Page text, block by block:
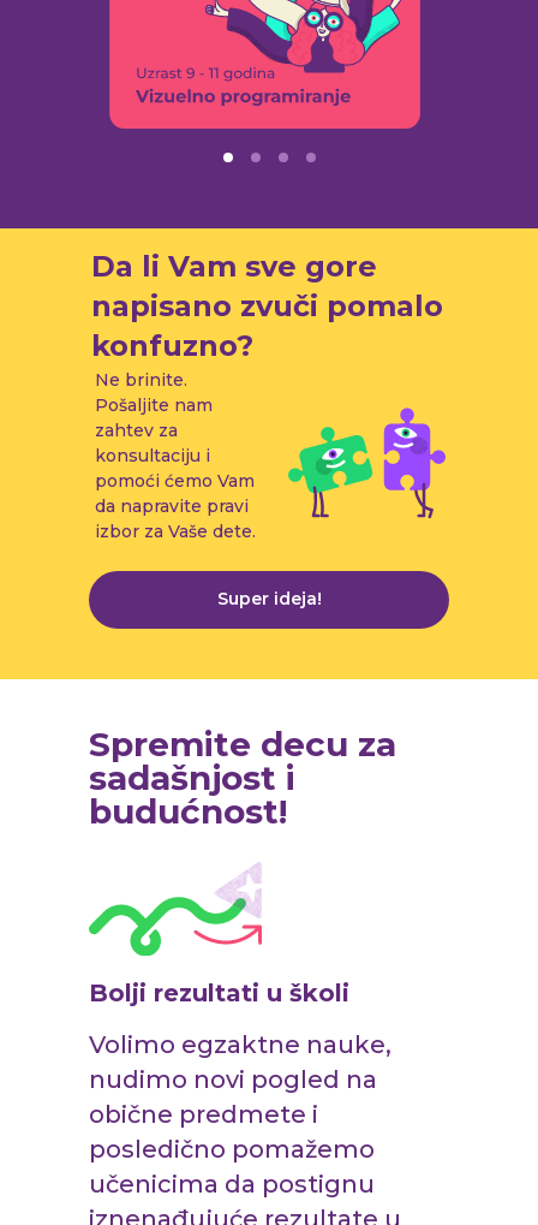
Da li Vam sve gore
napisano zvuči pomalo
konfuzno?
Ne brinite.
Pošaljite nam
zahtev za
konsultaciju i
pomoći ćemo Vam
da napravite pravi
izbor za Vaše dete.
Super ideja!
Spremite decu za
sadašnjost i
budućnost!
Bolji rezultati u školi
Volimo egzaktne nauke,
nudimo novi pogled na
obične predmete i
posledično pomažemo
učenicima da postignu
iznenađujuće rezultate u